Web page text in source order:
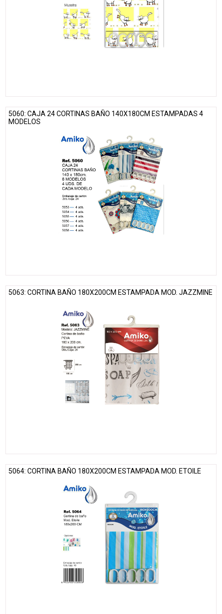
5060: CAJA 24 CORTINAS BAÑO 140X180CM ESTAMPADAS 4
MODELOS
5063: CORTINA BAÑO 180X200CM ESTAMPADA MOD. JAZZMINE
5064: CORTINA BAÑO 180X200CM ESTAMPADA MOD. ETOILE